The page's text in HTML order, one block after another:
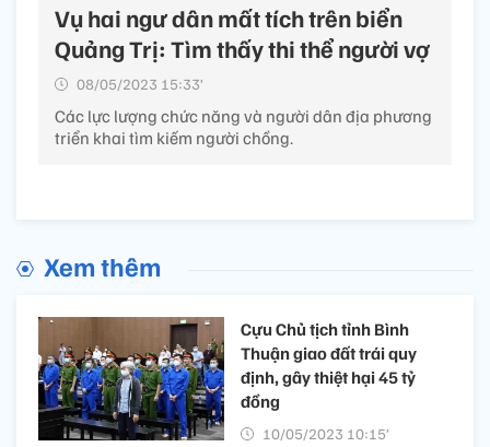
Vụ hai ngư dân mất tích trên biển
Quảng Trị: Tìm thấy thi thể người vợ
08/05/2023 15:33’
Các lực lượng chức năng và người dân địa phương
triển khai tìm kiếm người chồng.
Xem thêm
Cựu Chủ tịch tỉnh Bình
Thuận giao đất trái quy
định, gây thiệt hại 45 tỷ
đồng
10/05/2023 10:15’